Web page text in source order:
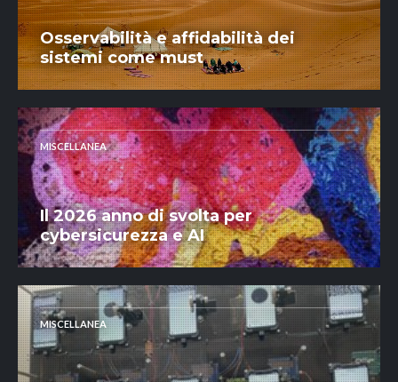
Osservabilità e affidabilità dei
sistemi come must
MISCELLANEA
Il 2026 anno di svolta per
cybersicurezza e AI
MISCELLANEA